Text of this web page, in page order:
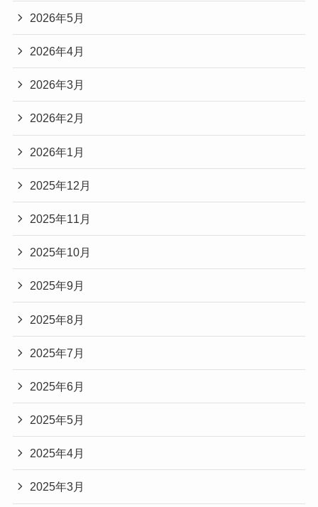
2026年5月
2026年4月
2026年3月
2026年2月
2026年1月
2025年12月
2025年11月
2025年10月
2025年9月
2025年8月
2025年7月
2025年6月
2025年5月
2025年4月
2025年3月